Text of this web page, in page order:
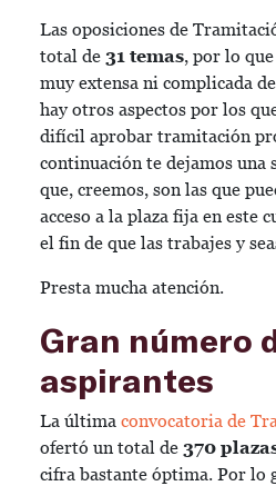
Las oposiciones de
total de 31 temas, por lo
muy extensa ni complicada
hay otros aspectos por los
difícil aprobar tramitación
continuación te dejamos una
que, creemos, son las que
acceso a la plaza fija en este
el fin de que las trabajes y
Presta mucha atención.
Gran número
aspirantes
La última convocatoria de
ofertó un total de 370
cifra bastante óptima. Por lo